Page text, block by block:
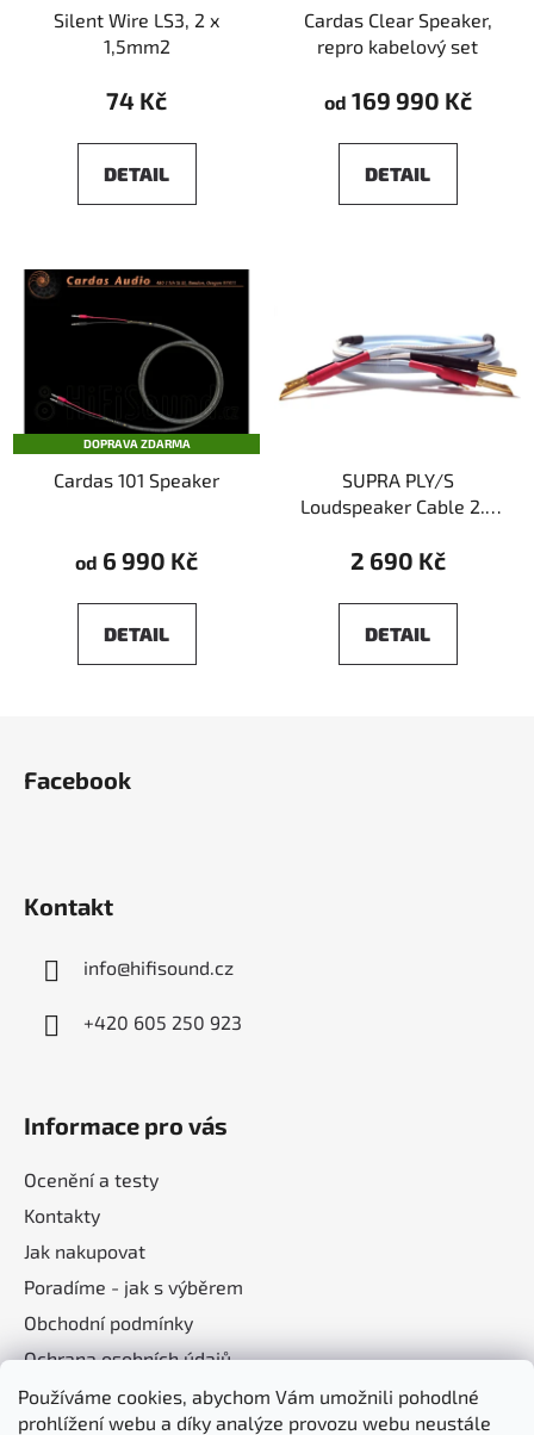
Používáme cookies, abychom Vám umožnili pohodlné
prohlížení webu a díky analýze provozu webu neustále
Silent Wire LS3, 2 x
1,5mm2
74 Kč
DETAIL
Cardas Clear Speaker,
repro kabelový set
od 169 990 Kč
DETAIL
DOPRAVA ZDARMA
Cardas 101 Speaker
od 6 990 Kč
DETAIL
SUPRA PLY/S
Loudspeaker Cable 2.1,
2 690 Kč
DETAIL
Facebook
Kontakt
info@hifisound.cz
+420 605 250 923
Informace pro vás
Ocenění a testy
Kontakty
Jak nakupovat
Poradíme - jak s výběrem
Obchodní podmínky
Ochrana osobních údajů